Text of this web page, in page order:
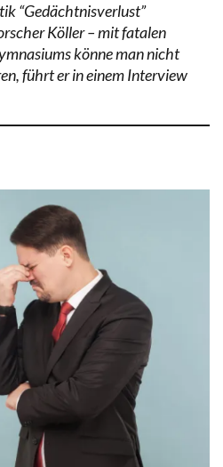
“Gedächtnisverlust”
Köller – mit fatalen
könne man nicht
führt er in einem Interview